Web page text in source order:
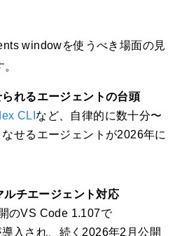
windowを使うべき場面の見
れるエージェントの台頭
CLI など、自律的に数十分〜
せるエージェントが2026年に
チエージェント対応
のVS Code 1.107で
導入され、続く2026年2月公開